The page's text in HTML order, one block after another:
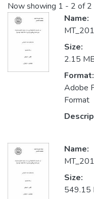
Now showing 1 - 2 of 2
Name:
Size:
2.15
Format:
Adobe
Format
Name:
Size:
549.15